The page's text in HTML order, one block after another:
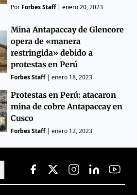
Por Forbes Staff|enero 20, 2023
Mina Antapaccay de Glencore
opera de «manera
restringida» debido a
protestas en Perú
Forbes Staff|enero 18, 2023
Protestas en Perú: atacaron
mina de cobre Antapaccay en
Cusco
Forbes Staff|enero 12, 2023